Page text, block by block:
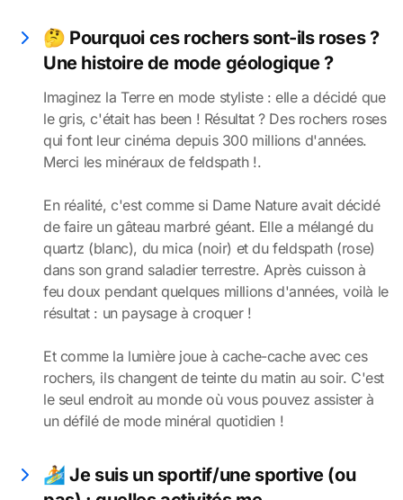
🤔 Pourquoi ces rochers sont-ils roses ?
Une histoire de mode géologique ?
Imaginez la Terre en mode styliste : elle a décidé que
le gris, c'était has been ! Résultat ? Des rochers roses
qui font leur cinéma depuis 300 millions d'années.
Merci les minéraux de feldspath !.
En réalité, c'est comme si Dame Nature avait décidé
de faire un gâteau marbré géant. Elle a mélangé du
quartz (blanc), du mica (noir) et du feldspath (rose)
dans son grand saladier terrestre. Après cuisson à
feu doux pendant quelques millions d'années, voilà le
résultat : un paysage à croquer !
Et comme la lumière joue à cache-cache avec ces
rochers, ils changent de teinte du matin au soir. C'est
le seul endroit au monde où vous pouvez assister à
un défilé de mode minéral quotidien !
🏄 Je suis un sportif/une sportive (ou